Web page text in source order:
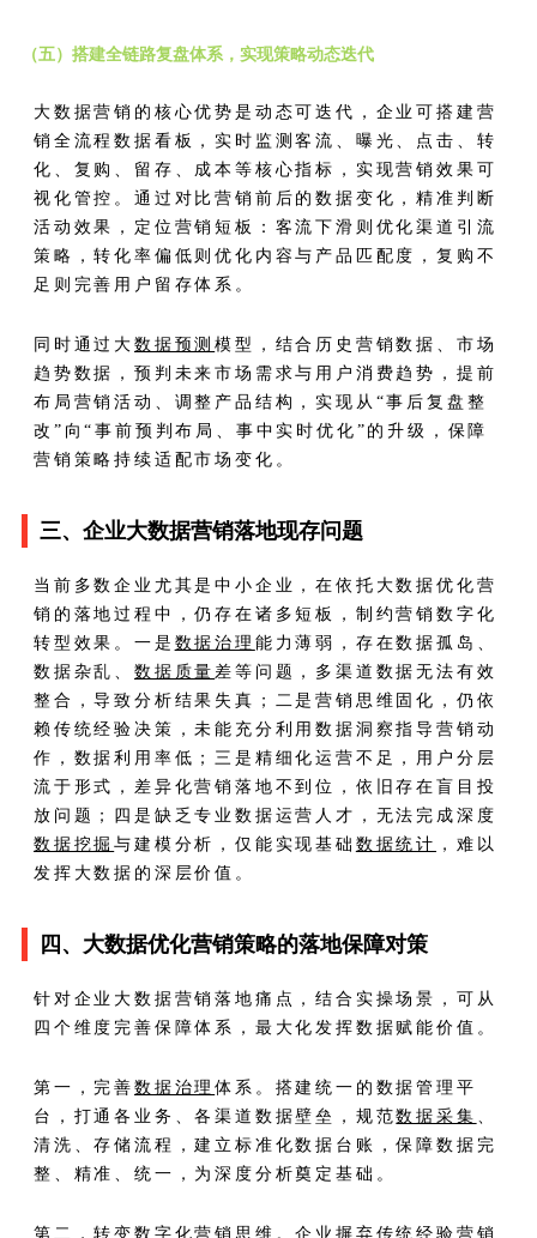
（五）搭建全链路复盘体系，实现策略动态迭代
大数据营销的核心优势是动态可迭代，企业可搭建营
销全流程数据看板，实时监测客流、曝光、点击、转
化、复购、留存、成本等核心指标，实现营销效果可
视化管控。通过对比营销前后的数据变化，精准判断
活动效果，定位营销短板：客流下滑则优化渠道引流
策略，转化率偏低则优化内容与产品匹配度，复购不
足则完善用户留存体系。
同时通过大 数据预测模型，结合历史营销数据、市场
趋势数据，预判未来市场需求与用户消费趋势，提前
布局营销活动、调整产品结构，实现从“事后复盘整
改”向“事前预判布局、事中实时优化”的升级，保障
营销策略持续适配市场变化。
三、企业大数据营销落地现存问题
当前多数企业尤其是中小企业，在依托大数据优化营
销的落地过程中，仍存在诸多短板，制约营销数字化
转型效果。一是 数据治理 能力薄弱，存在数据孤岛、
数据杂乱、 数据质量 差等问题，多渠道数据无法有效
整合，导致分析结果失真；二是营销思维固化，仍依
赖传统经验决策，未能充分利用数据洞察指导营销动
作，数据利用率低；三是精细化运营不足，用户分层
流于形式，差异化营销落地不到位，依旧存在盲目投
放问题；四是缺乏专业数据运营人才，无法完成深度
数据挖掘与建模分析，仅能实现基础 数据统计 ，难以
发挥大数据的深层价值。
四、大数据优化营销策略的落地保障对策
针对企业大数据营销落地痛点，结合实操场景，可从
四个维度完善保障体系，最大化发挥数据赋能价值。
第一，完善 数据治理体系。搭建统一的数据管理平
台，打通各业务、各渠道数据壁垒，规范数据采集 、
清洗、存储流程，建立标准化数据台账，保障数据完
整、精准、统一，为深度分析奠定基础。
第二，转变数字化营销思维。企业摒弃传统经验营销